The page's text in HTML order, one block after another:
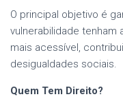
O principal objetivo é
vulnerabilidade
mais acessível,
desigualdades sociais.
Quem Tem Direito?